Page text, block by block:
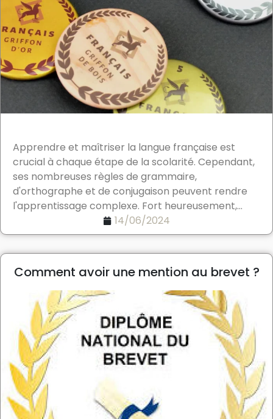
Apprendre et maîtriser la langue française est
crucial à chaque étape de la scolarité. Cependant,
ses nombreuses règles de grammaire,
d'orthographe et de conjugaison peuvent rendre
l'apprentissage complexe. Fort heureusement,...
14/06/2024
Comment avoir une mention au brevet ?